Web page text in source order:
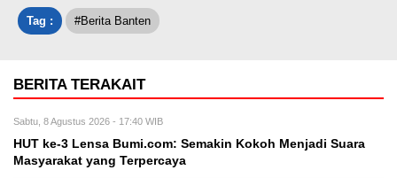
Tag : #Berita Banten
BERITA TERAKAIT
Sabtu, 8 Agustus 2026 - 17:40 WIB
HUT ke-3 Lensa Bumi.com: Semakin Kokoh Menjadi Suara
Masyarakat yang Terpercaya